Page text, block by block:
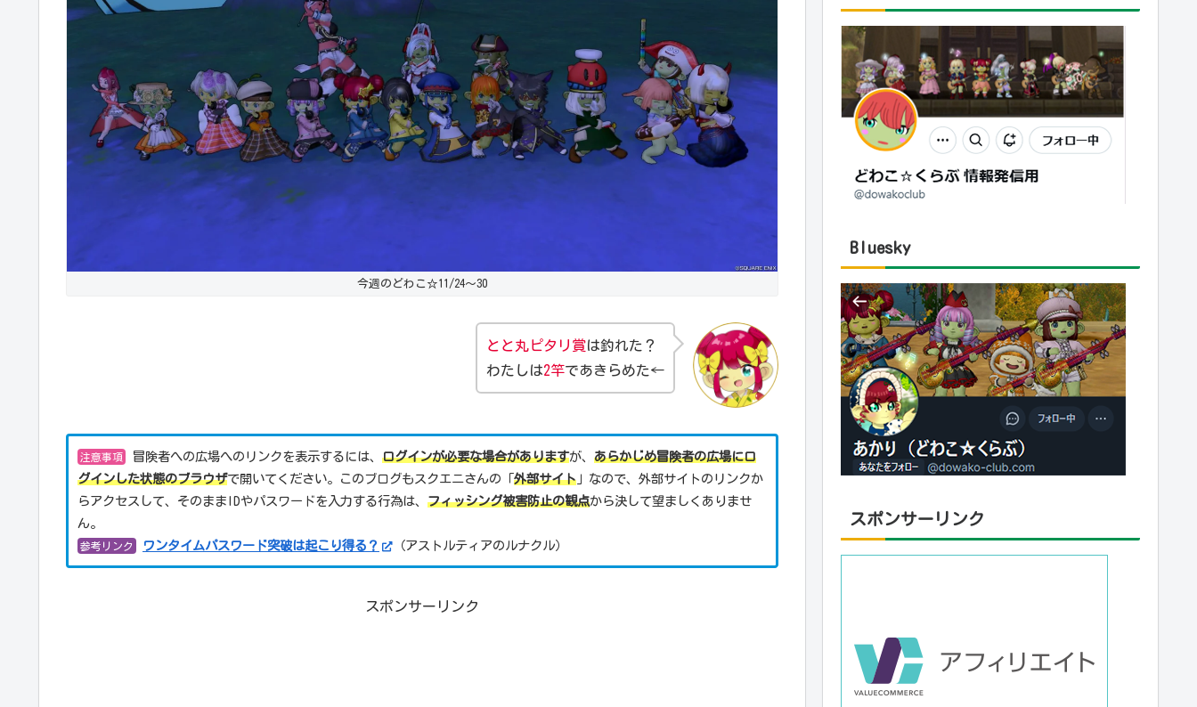
今週のどわこ☆11/24～30
とと丸ピタリ賞は釣れた？
わたしは2竿であきらめた←
注意事項 冒険者への広場へのリンクを表示するには、 ログインが必要な場合がありますが、 あらかじめ冒険者の広場にロ
グインした状態のブラウザで開いてください。このブログもスクエニさんの「 外部サイト 」なので、外部サイトのリンクか
らアクセスして、そのままIDやパスワードを入力する行為は、 フィッシング被害防止の観点から決して望ましくありませ
ん。
参考リンク ワンタイムパスワード突破は起こり得る？ （アストルティアのルナクル）
スポンサーリンク
Bluesky
スポンサーリンク